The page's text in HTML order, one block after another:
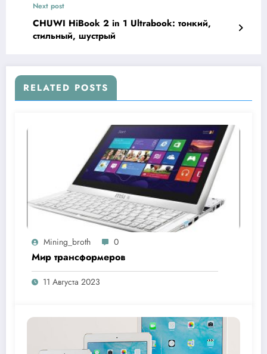
Next post
CHUWI HiBook 2 in 1 Ultrabook: тонкий,
стильный, шустрый
RELATED POSTS
Mining_broth 0
Мир трансформеров
11 Августа 2023